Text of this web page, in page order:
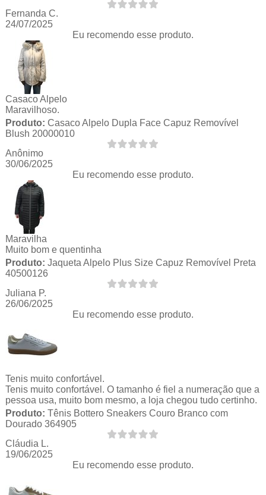
Fernanda C.
24/07/2025
Eu recomendo esse produto.
Casaco Alpelo
Maravilhoso.
Produto: Casaco Alpelo Dupla Face Capuz Removível
Blush 20000010
Anônimo
30/06/2025
Eu recomendo esse produto.
Maravilha
Muito bom e quentinha
Produto: Jaqueta Alpelo Plus Size Capuz Removível Preta
40500126
Juliana P.
26/06/2025
Eu recomendo esse produto.
Tenis muito confortável.
Tenis muito confortável. O tamanho é fiel a numeração que a
pessoa usa, muito bom mesmo, a loja chegou tudo certinho.
Produto: Tênis Bottero Sneakers Couro Branco com
Dourado 364905
Cláudia L.
19/06/2025
Eu recomendo esse produto.